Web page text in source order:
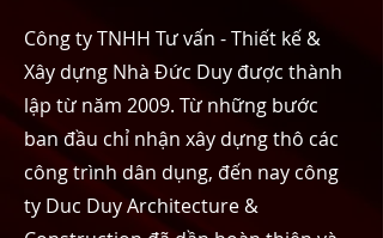
Công ty TNHH Tư vấn - Thiết kế &
Xây dựng Nhà Đức Duy được thành
lập từ năm 2009. Từ những bước
ban đầu chỉ nhận xây dựng thô các
công trình dân dụng, đến nay công
ty Duc Duy Architecture &